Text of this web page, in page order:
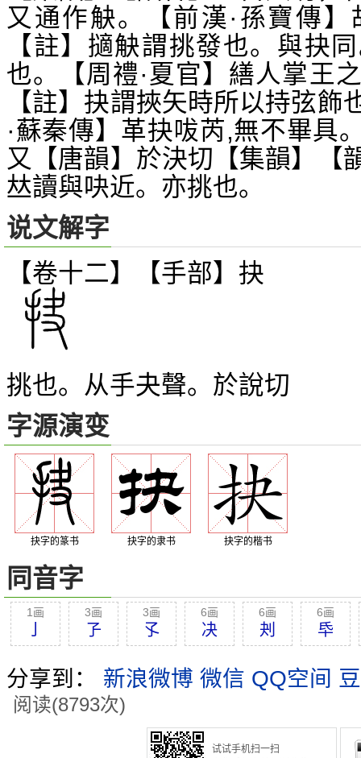
又通作觖。【前漢·孫寶傳
【註】擿觖謂挑發也。與抉
也。【周禮·夏官】繕人掌王
【註】抉謂挾矢時所以持弦
·蘇秦傳】革抉㕹芮,無不畢具
又【唐韻】於決切【集韻】【
𠀤讀與吷近。亦挑也。
说文解字
【卷十二】【手部】 抉
挑也。从手夬聲。於說切
字源演变
抉字的篆书 抉字的隶书 抉字的楷书
同音字
1画 3画
孒
3画
孓
6画
决
6画
刔
6画
氒
分享到： 新浪微博 微信 QQ空间
阅读(8793次)
试试手机扫一扫